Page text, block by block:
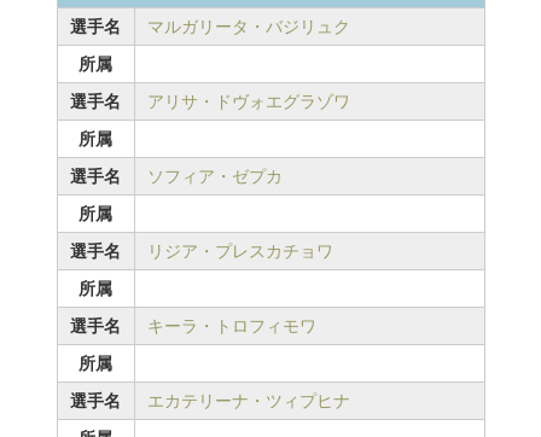
選手名
マルガリータ・バジリュク
所属
選手名
アリサ・ドヴォエグラゾワ
所属
選手名
ソフィア・ゼプカ
所属
選手名
リジア・プレスカチョワ
所属
選手名
キーラ・トロフィモワ
所属
選手名
エカテリーナ・ツィプヒナ